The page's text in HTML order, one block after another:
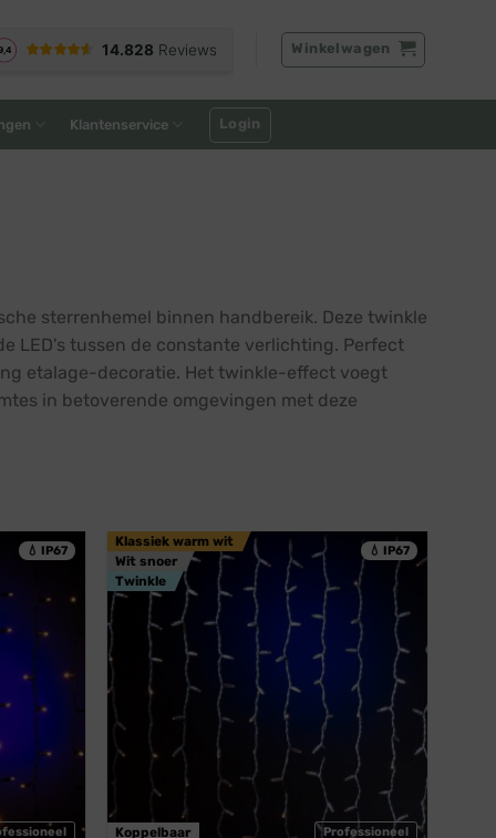
Winkelwagen
Klantenservice Login
sterrenhemel binnen handbereik. Deze twinkle
LED's tussen de constante verlichting. Perfect
etalage-decoratie. Het twinkle-effect voegt
in betoverende omgevingen met deze
💧 IP67 💧 IP67
Professioneel
Klassiek warm wit
Wit snoer
Twinkle
Koppelbaar